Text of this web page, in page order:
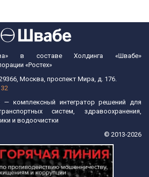
в составе Холдинга «Швабе»
«Ростех»
Москва, проспект Мира, д. 176.
32
комплексный интегратор решений для
систем, здравоохранения,
и водоочистки
© 2013-2026